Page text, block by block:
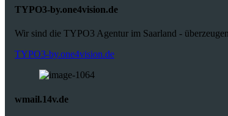
TYPO3-by.one4vision.de
Wir sind die TYPO3 Agentur im Saarland -
TYPO3-by.one4vision.de
wmail.14v.de